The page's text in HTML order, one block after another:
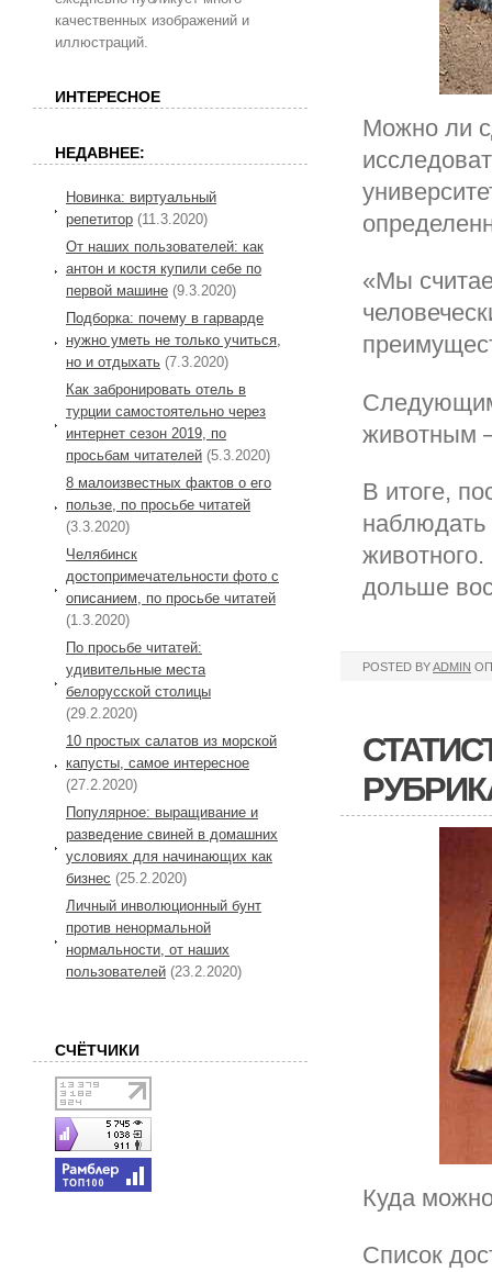
Можно ли
«Мы
животным
В итоге,
наблюдать
дольше
POSTED BYADMIN
Куда
Список
качественных изображений и
иллюстраций.
ИНТЕРЕСНОЕ
НЕДАВНЕЕ:
Новинка: виртуальный
репетитор (11.3.2020)
От наших пользователей: как
антон и костя купили себе по
первой машине (9.3.2020)
Подборка: почему в гарварде
нужно уметь не только учиться,
но и отдыхать (7.3.2020)
Как забронировать отель в
турции самостоятельно через
интернет сезон 2019, по
просьбам читателей (5.3.2020)
8 малоизвестных фактов о его
пользе, по просьбе читатей
(3.3.2020)
Челябинск
достопримечательности фото с
описанием, по просьбе читатей
(1.3.2020)
По просьбе читатей:
удивительные места
белорусской столицы
(29.2.2020)
10 простых салатов из морской
капусты, самое интересное
(27.2.2020)
Популярное: выращивание и
разведение свиней в домашних
условиях для начинающих как
бизнес (25.2.2020)
Личный инволюционный бунт
против ненормальной
нормальности, от наших
пользователей (23.2.2020)
СЧЁТЧИКИ